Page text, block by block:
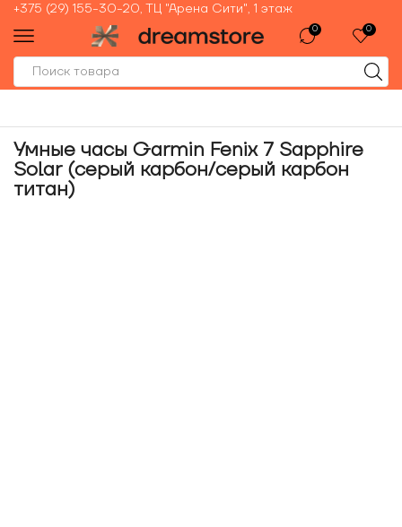
+375 (29) 155-30-20, ТЦ "Арена Сити", 1 этаж
0 0
Умные часы Garmin Fenix 7 Sapphire
Solar (серый карбон/серый карбон
титан)